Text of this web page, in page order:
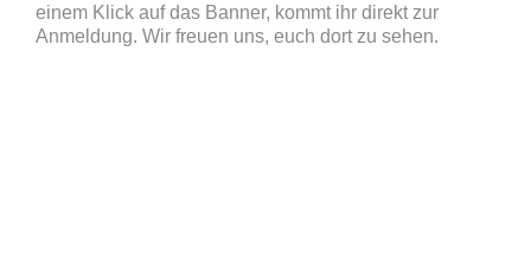
einem Klick auf das Banner, kommt ihr direkt zur
Anmeldung. Wir freuen uns, euch dort zu sehen.